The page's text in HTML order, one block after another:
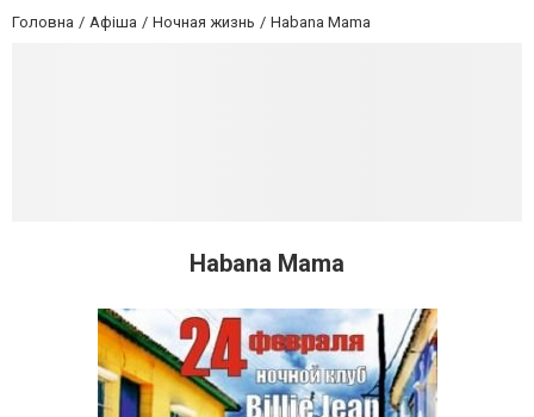
Головна Афіша Ночная жизнь Habana Mama
Habana Mama